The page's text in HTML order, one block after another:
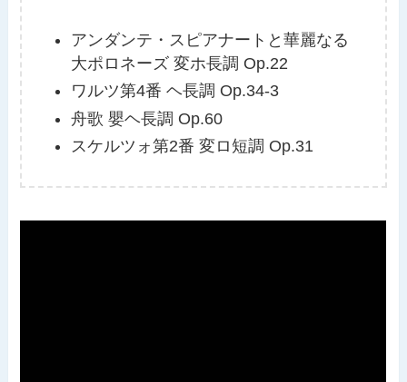
アンダンテ・スピアナートと華麗なる
大ポロネーズ 変ホ長調 Op.22
ワルツ第4番 ヘ長調 Op.34-3
舟歌 嬰ヘ長調 Op.60
スケルツォ第2番 変ロ短調 Op.31